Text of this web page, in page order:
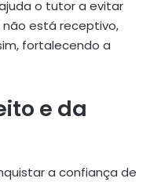
o tutor a evitar
está receptivo,
fortalecendo a
e da
a confiança de